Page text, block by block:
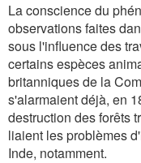
La conscience du
observations faites
sous l'influence des
certains espèces
britanniques de la
s'alarmaient déjà, en
destruction des forêts
liaient les problèmes
Inde, notamment.